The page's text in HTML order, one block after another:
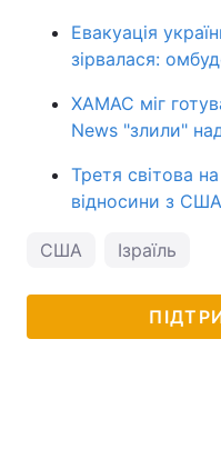
Евакуація
зірвалася:
ХАМАС міг
News "злили"
Третя світова
відносини з США
США Ізраїль